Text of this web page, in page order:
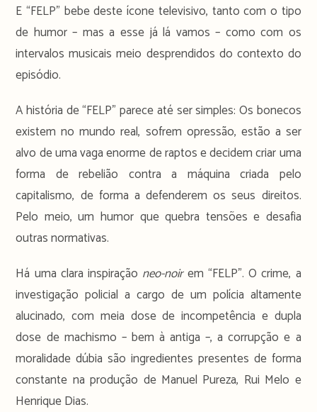
E “FELP” bebe deste ícone televisivo, tanto com o tipo
de humor – mas a esse já lá vamos – como com os
intervalos musicais meio desprendidos do contexto do
episódio.
A história de “FELP” parece até ser simples: Os bonecos
existem no mundo real, sofrem opressão, estão a ser
alvo de uma vaga enorme de raptos e decidem criar uma
forma de rebelião contra a máquina criada pelo
capitalismo, de forma a defenderem os seus direitos.
Pelo meio, um humor que quebra tensões e desafia
outras normativas.
Há uma clara inspiração neo-noirem “FELP”. O crime, a
investigação policial a cargo de um polícia altamente
alucinado, com meia dose de incompetência e dupla
dose de machismo – bem à antiga –, a corrupção e a
moralidade dúbia são ingredientes presentes de forma
constante na produção de Manuel Pureza, Rui Melo e
Henrique Dias.